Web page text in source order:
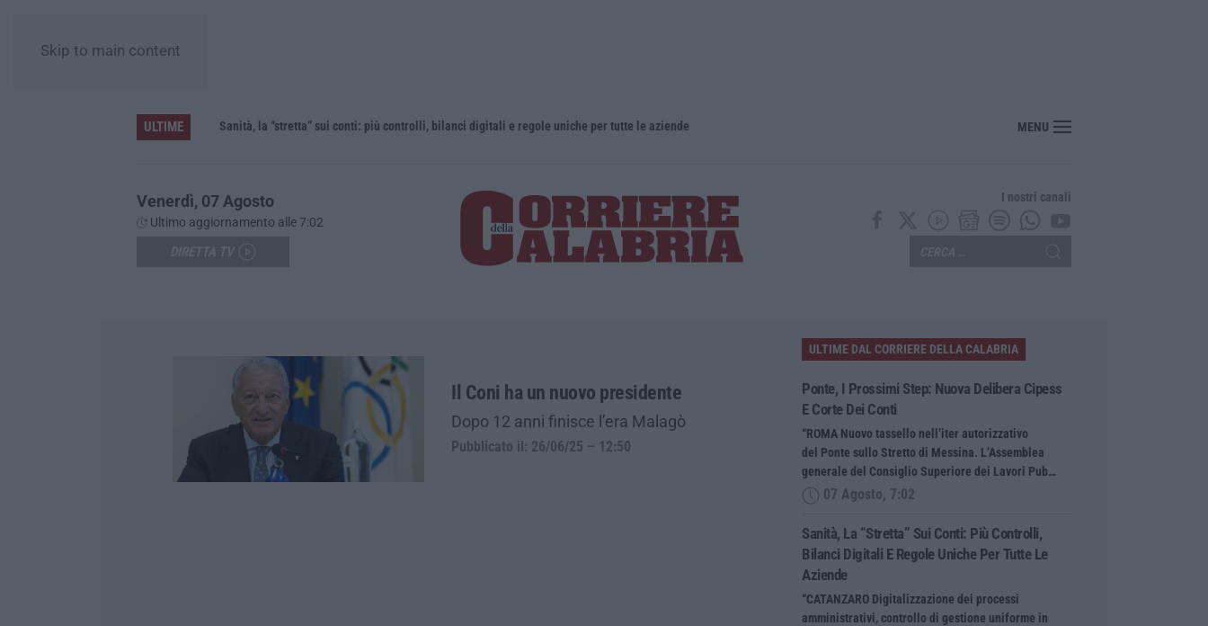
Skip to main content
ULTIME Sanità, la “stretta” sui conti: più controlli, bilanci digitali e regole uniche per tutte le aziende MENU
Venerdì, 07 Agosto
Ultimo aggiornamento alle 7:02
I nostri canali
Il Coni ha un nuovo presidente
Dopo 12 anni finisce l’era Malagò
Pubblicato il: 26/06/25 – 12:50
ULTIME DAL CORRIERE DELLA CALABRIA
Ponte, I Prossimi Step: Nuova Delibera Cipess
E Corte Dei Conti
“ROMA Nuovo tassello nell’iter autorizzativo
del Ponte sullo Stretto di Messina. L’Assemblea
generale del Consiglio Superiore dei Lavori Pub…
07 Agosto, 7:02
Sanità, La “stretta” Sui Conti: Più Controlli,
Bilanci Digitali E Regole Uniche Per Tutte Le
Aziende
“CATANZARO Digitalizzazione dei processi
amministrativi, controllo di gestione uniforme in